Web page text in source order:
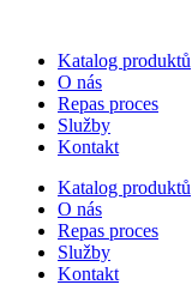
Katalog produktů
O nás
Repas proces
Služby
Kontakt
Katalog produktů
O nás
Repas proces
Služby
Kontakt